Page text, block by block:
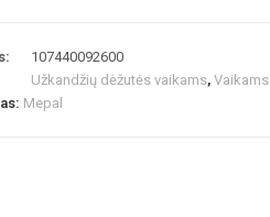
107440092600
Užkandžių dėžutės vaikams,Vaikams
Mepal